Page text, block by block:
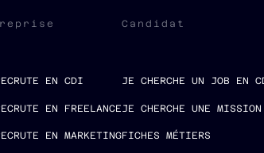
EN CDI
EN FREELANCE
EN MARKETING
Candidat
JE CHERCHE UN JOB EN
JE CHERCHE UNE MISSION
FICHES MÉTIERS